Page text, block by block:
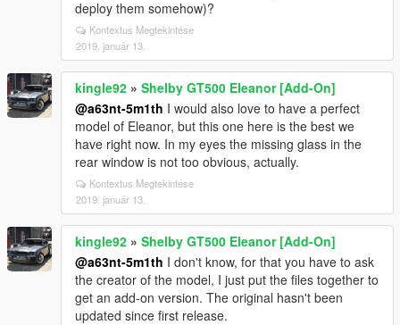
deploy them somehow)?
Kontextus Megtekintése
2019. január 13.
kingle92 » Shelby GT500 Eleanor [Add-On]
@a63nt-5m1th I would also love to have a perfect
model of Eleanor, but this one here is the best we
have right now. In my eyes the missing glass in the
rear window is not too obvious, actually.
Kontextus Megtekintése
2019. január 13.
kingle92 » Shelby GT500 Eleanor [Add-On]
@a63nt-5m1th I don't know, for that you have to ask
the creator of the model, I just put the files together to
get an add-on version. The original hasn't been
updated since first release.